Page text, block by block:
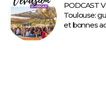
PODCAST
Toulouse:
et bonnes